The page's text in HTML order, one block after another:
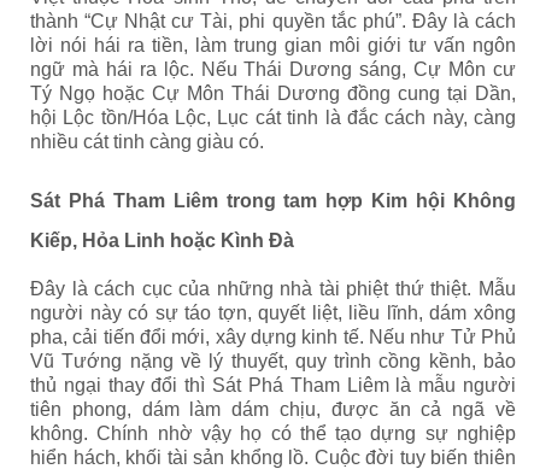
thành “Cự Nhật cư Tài, phi quyền tắc phú”. Đây là cách
lời nói hái ra tiền, làm trung gian môi giới tư vấn ngôn
ngữ mà hái ra lộc. Nếu Thái Dương sáng, Cự Môn cư
Tý Ngọ hoặc Cự Môn Thái Dương đồng cung tại Dần,
hội Lộc tồn/Hóa Lộc, Lục cát tinh là đắc cách này, càng
nhiều cát tinh càng giàu có.
Sát Phá Tham Liêm trong tam hợp Kim hội Không
Kiếp, Hỏa Linh hoặc Kình Đà
Đây là cách cục của những nhà tài phiệt thứ thiệt. Mẫu
người này có sự táo tợn, quyết liệt, liều lĩnh, dám xông
pha, cải tiến đổi mới, xây dựng kinh tế. Nếu như Tử Phủ
Vũ Tướng nặng về lý thuyết, quy trình cồng kềnh, bảo
thủ ngại thay đổi thì Sát Phá Tham Liêm là mẫu người
tiên phong, dám làm dám chịu, được ăn cả ngã về
không. Chính nhờ vậy họ có thể tạo dựng sự nghiệp
hiển hách, khối tài sản khổng lồ. Cuộc đời tuy biến thiên